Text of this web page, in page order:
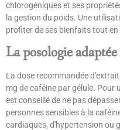
chlorogéniques et ses
la gestion du poids. Une
profiter de ses bienfaits tout
La posologie
La dose recommandée
mg de caféine par gélule. Pour
est conseillé de ne pas
personnes sensibles à la
cardiaques, d'hypertension ou